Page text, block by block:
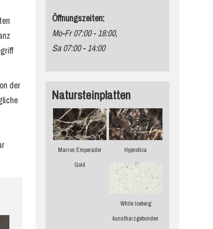
der
Öffnungszeiten:
Mo-Fr 07:00 - 18:00,
Sa 07:00 - 14:00
Natursteinplatten
Marron Emperador
Gold
Hypnotica
White Iceberg
kunstharzgebunden